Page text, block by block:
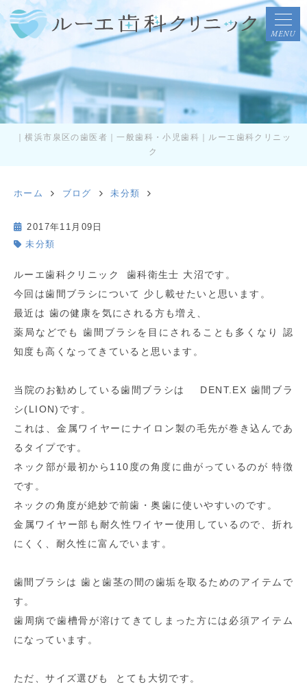
MENU
｜横浜市泉区の歯医者｜一般歯科・小児歯科｜ルーエ歯科クリニッ
ク
ホーム ブログ 未分類
2017年11月09日
未分類
ルーエ歯科クリニック 歯科衛生士 大沼です。
今回は歯間ブラシについて 少し載せたいと思います。
最近は 歯の健康を気にされる方も増え、
薬局などでも 歯間ブラシを目にされることも多くなり 認
知度も高くなってきていると思います。
当院のお勧めしている歯間ブラシは DENT.EX 歯間ブラ
シ(LION)です。
これは、金属ワイヤーにナイロン製の毛先が巻き込んであ
るタイプです。
ネック部が最初から110度の角度に曲がっているのが 特徴
です。
ネックの角度が絶妙で前歯・奥歯に使いやすいのです。
金属ワイヤー部も耐久性ワイヤー使用しているので、折れ
にくく、耐久性に富んでいます。
歯間ブラシは 歯と歯茎の間の歯垢を取るためのアイテムで
す。
歯周病で歯槽骨が溶けてきてしまった方には必須アイテム
になっています。
ただ、サイズ選びも とても大切です。